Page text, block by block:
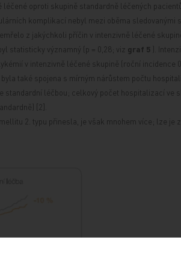
oproti skupině standardně léčených
komplikací nebyl mezi oběma sledovanými
z jakýchkoli příčin v intenzivně léčené
statisticky významný (p = 0,28; viz graf 5 ).
v intenzivně léčené skupině (roční incidence
také spojena s mírným nárůstem počtu
standardní léčbou; celkový počet hospitalizací ve
[2].
2. typu přinesla, je však mnohem více; lze je